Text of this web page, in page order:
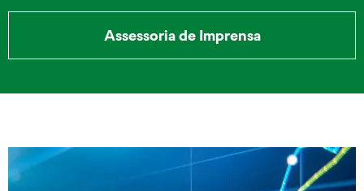
Assessoria de Imprensa